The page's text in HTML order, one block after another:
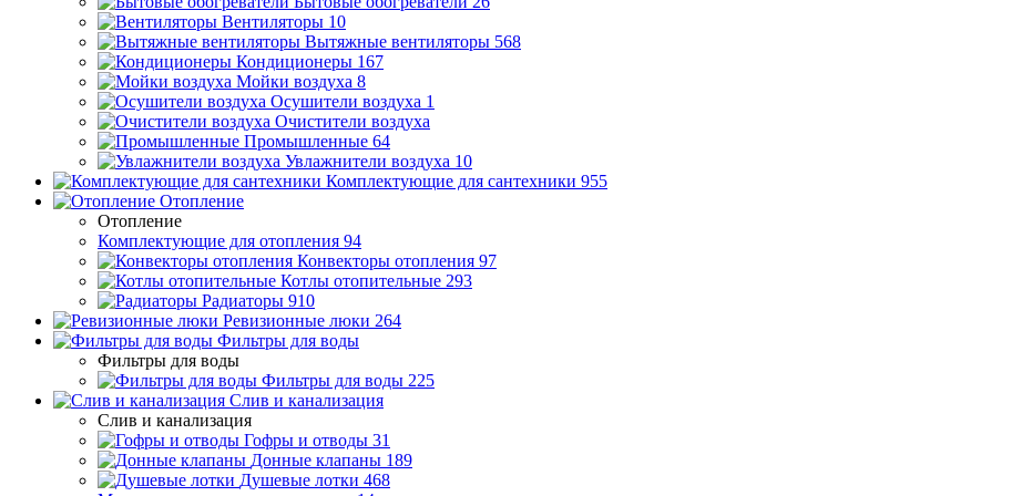
Вентиляторы 10
Вытяжные вентиляторы 568
Кондиционеры 167
Мойки воздуха 8
Осушители воздуха 1
Очистители воздуха
Промышленные 64
Увлажнители воздуха 10
Комплектующие для сантехники 955
Отопление
Отопление
Комплектующие для отопления 94
Конвекторы отопления 97
Котлы отопительные 293
Радиаторы 910
Ревизионные люки 264
Фильтры для воды
Фильтры для воды
Фильтры для воды 225
Слив и канализация
Слив и канализация
Гофры и отводы 31
Донные клапаны 189
Душевые лотки 468